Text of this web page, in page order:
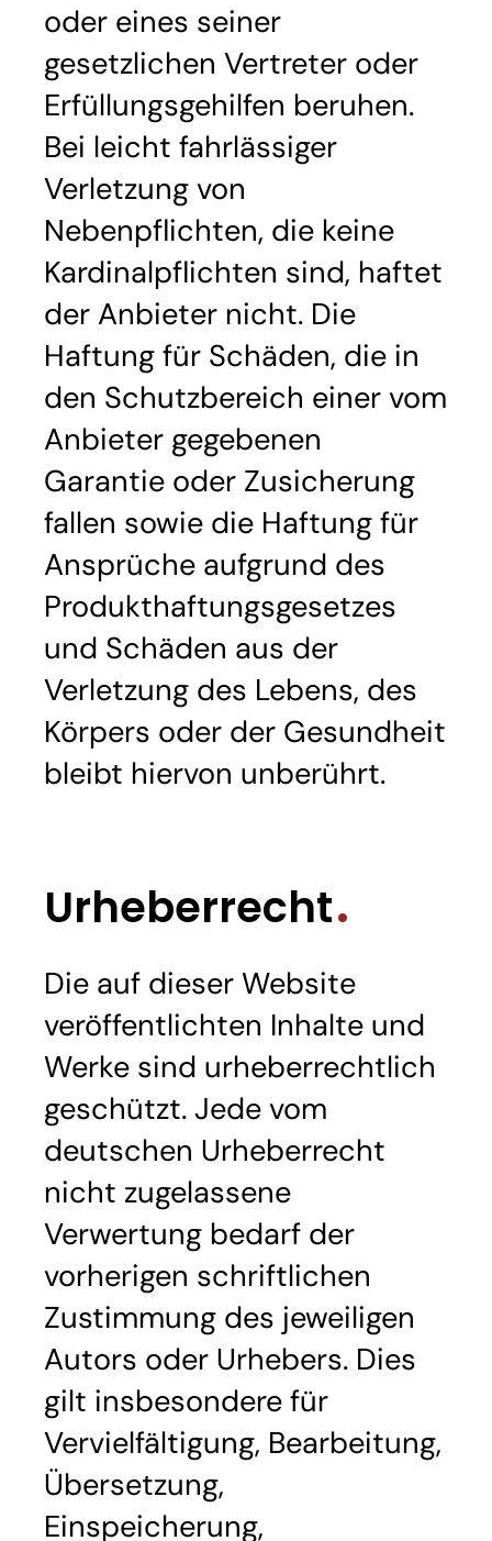
oder eines seiner
gesetzlichen Vertreter oder
Erfüllungsgehilfen beruhen.
Bei leicht fahrlässiger
Verletzung von
Nebenpflichten, die keine
Kardinalpflichten sind, haftet
der Anbieter nicht. Die
Haftung für Schäden, die in
den Schutzbereich einer vom
Anbieter gegebenen
Garantie oder Zusicherung
fallen sowie die Haftung für
Ansprüche aufgrund des
Produkthaftungsgesetzes
und Schäden aus der
Verletzung des Lebens, des
Körpers oder der Gesundheit
bleibt hiervon unberührt.
Urheberrecht
Die auf dieser Website
veröffentlichten Inhalte und
Werke sind urheberrechtlich
geschützt. Jede vom
deutschen Urheberrecht
nicht zugelassene
Verwertung bedarf der
vorherigen schriftlichen
Zustimmung des jeweiligen
Autors oder Urhebers. Dies
gilt insbesondere für
Vervielfältigung, Bearbeitung,
Übersetzung,
Einspeicherung,